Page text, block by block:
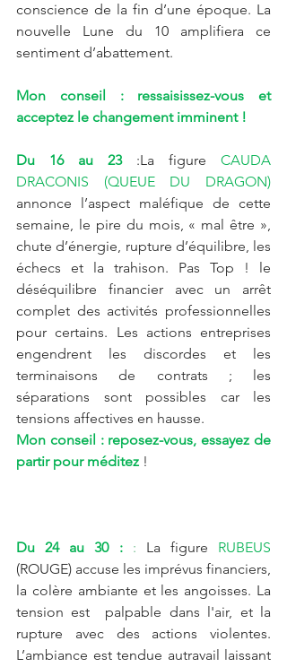
conscience de la fin d’une époque. La
nouvelle Lune du 10 amplifiera ce
sentiment d’abattement.
Mon conseil : ressaisissez-vous et
acceptez le changement imminent !
Du 16 au 23 :La figure CAUDA
DRACONIS (QUEUE DU DRAGON)
annonce l’aspect maléfique de cette
semaine, le pire du mois, « mal être »,
chute d’énergie, rupture d’équilibre, les
échecs et la trahison. Pas Top ! le
déséquilibre financier avec un arrêt
complet des activités professionnelles
pour certains. Les actions entreprises
engendrent les discordes et les
terminaisons de contrats ; les
séparations sont possibles car les
tensions affectives en hausse.
Mon conseil : reposez-vous, essayez de
partir pour méditez !
Du 24 au 30 : : La figure RUBEUS
(ROUGE) accuse les imprévus financiers,
la colère ambiante et les angoisses. La
tension est  palpable dans l'air, et la
rupture avec des actions violentes.
L’ambiance est tendue autravail laissant